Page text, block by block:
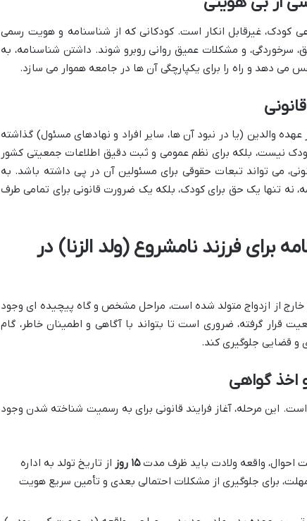
کودک، غیرقابل انکار است. کودکانی که از شناسنامه و هویت رسمی
و مشکلات عمیق روانی روبرو شوند. داشتن شناسنامه، به
می دهد و راه را برای یکپارچگی آن ها در جامعه هموار می سازد.
والدین (یا در نبود آن ها، سایر افراد و نهادهای مسئول) گذاشته
نیست، بلکه برای نظم عمومی و ثبت دقیق اطلاعات جمعیتی کشور
می تواند تبعات حقوقی برای مسئولین آن در پی داشته باشد. به
نه تنها یک حق برای کودک، بلکه یک ضرورت قانونی برای تمامی طرف
برای فرزند نامشروع (ولد الزنا) در
خارج از ازدواج متولد شده است، مراحل مشخص و گاه پیچیده ای وجود
قرار گرفته، ضروری است تا بتواند با آگاهی و اطمینان خاطر، گام
و قضایی جلوگیری کند.
این مرحله، آغاز فرایند قانونی برای به رسمیت شناخته شدن وجود
احوال، واقعه ولادت باید ظرف مدت۱۵ روز
از تاریخ تولد به اداره
برای جلوگیری از مشکلات احتمالی بعدی و تأمین سریع هویت